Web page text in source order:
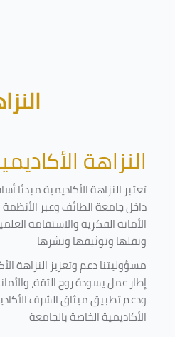
النزاهة
تعتبر النزاهة الأكاديمية مبدئا
داخل جامعة الطائف وعبر
الأمانة الفكرية والاستقامة
ونقلها وتوثيقها ونشرها
مسؤوليتنا دعم وتعزيز النزاهة
إطار عمل يسودهُ روح الثقة،
ودعم تطبيق ميثاق الشرف
الأكاديمية الخاصة بالجامعة